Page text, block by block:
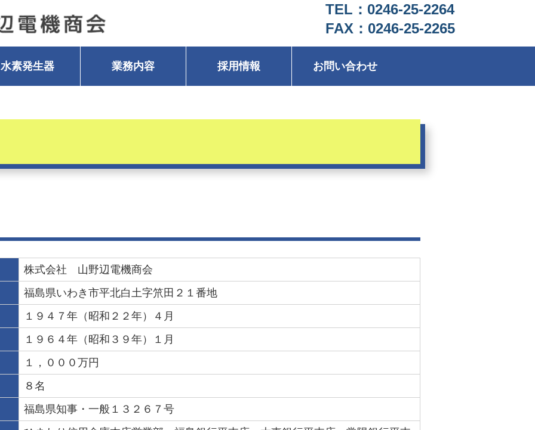
TEL：0246-25-2264
FAX：0246-25-2265
水素発生器 業務内容 採用情報 お問い合わせ
株式会社 山野辺電機商会
福島県いわき市平北白土字笊田２１番地
１９４７年（昭和２２年）４月
１９６４年（昭和３９年）１月
１，０００万円
８名
福島県知事・一般１３２６７号